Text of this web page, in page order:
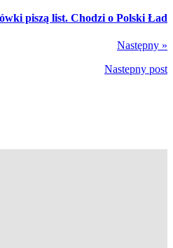
piszą list. Chodzi o Polski Ład
Następny »
Nastepny post